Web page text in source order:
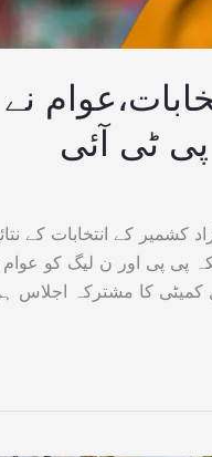
پی ٹی آئی
کشمیر کے انتخابات کے
پی پی اور ن لیگ کو
کمیٹی کا مشترکہ اجلاس